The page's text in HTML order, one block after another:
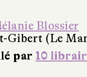
Blossier
Gibert (Le
par 10